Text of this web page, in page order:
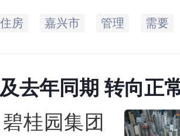
住房 嘉兴市 管理 需要
去年同期 转向正
题桂园集团